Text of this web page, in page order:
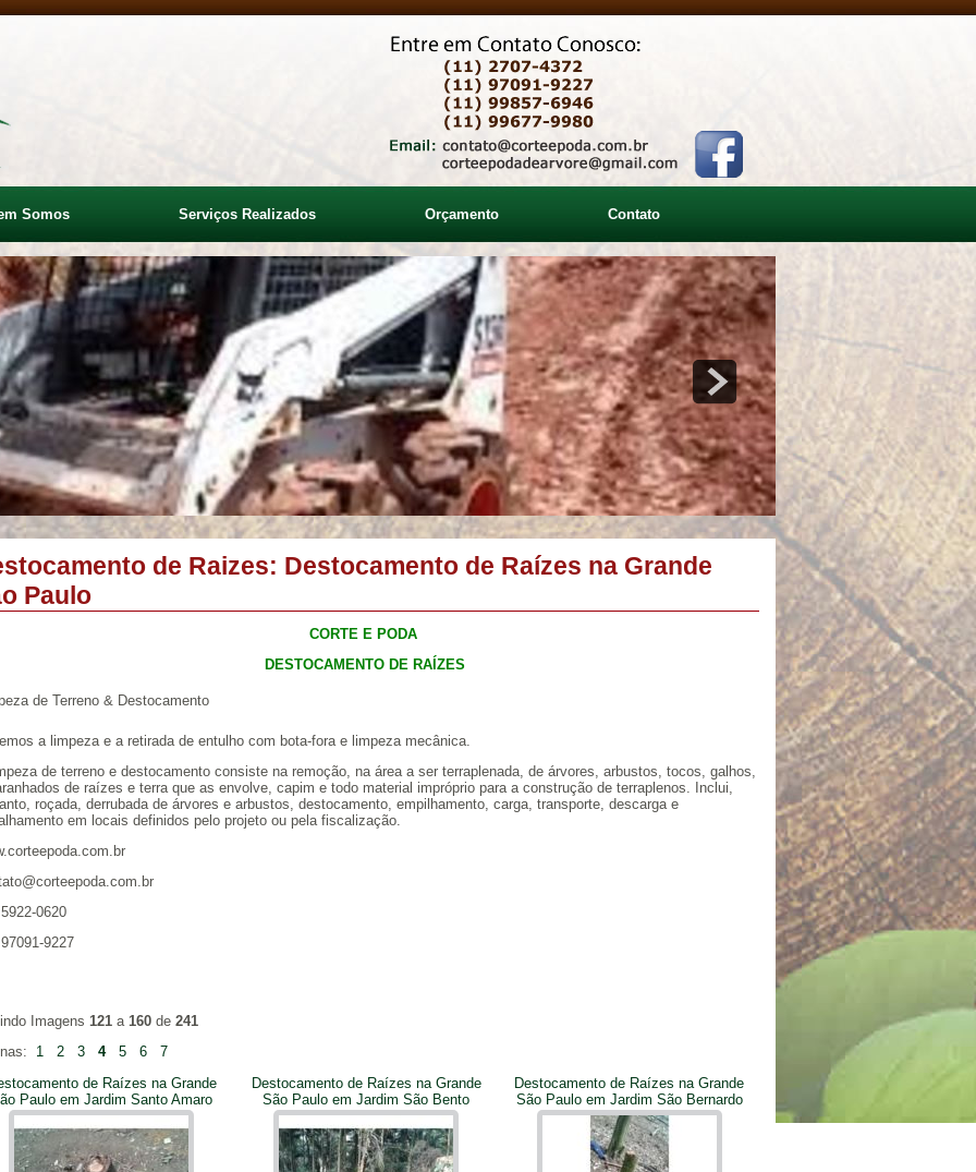
Somos Serviços Realizados Orçamento Contato
de Raizes: Destocamento de Raízes na Grande
Paulo
CORTE E PODA
DESTOCAMENTO DE RAÍZES
de Terreno & Destocamento
a limpeza e a retirada de entulho com bota-fora e limpeza mecânica.
de terreno e destocamento consiste na remoção, na área a ser terraplenada, de árvores, arbustos, tocos, galhos,
de raízes e terra que as envolve, capim e todo material impróprio para a construção de terraplenos. Inclui,
roçada, derrubada de árvores e arbustos, destocamento, empilhamento, carga, transporte, descarga e
em locais definidos pelo projeto ou pela fiscalização.
0620
9227
Imagens 121a 160de 241
1 2 3 4 5 6
7
de Raízes na Grande
Paulo em Jardim Santo Amaro
Destocamento de Raízes na Grande
São Paulo em Jardim São Bento
Destocamento de Raízes na Grande
São Paulo em Jardim São Bernardo